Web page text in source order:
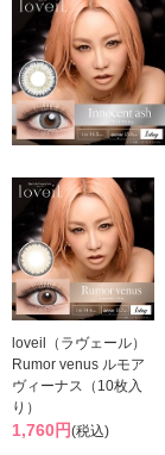
loveil（ラヴェール）
Rumor venus ルモア
ヴィーナス（10枚入
り）
1,760円(税込)